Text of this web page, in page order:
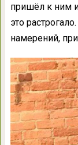
пришёл к ним
это
намерений,